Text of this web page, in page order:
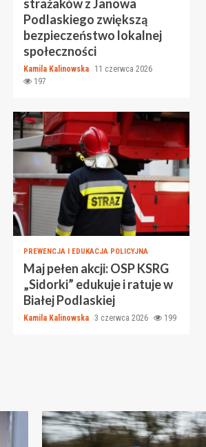
strażaków z Janowa
Podlaskiego zwiększą
bezpieczeństwo lokalnej
społeczności
Kamila Kalinowska
11 czerwca 2026
197
PREWENCJA I EDUKACJA POLICYJNA
Maj pełen akcji: OSP KSRG
„Sidorki” edukuje i ratuje w
Białej Podlaskiej
Kamila Kalinowska 3 czerwca 2026 199